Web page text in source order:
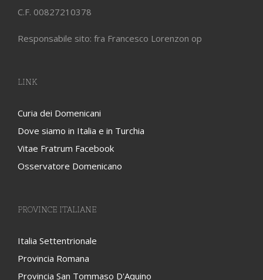
C.F. 00827210378
Responsabile sito: fra Francesco Lorenzon op
LINK
Curia dei Domenicani
Dove siamo in Italia e in Turchia
Vitae Fratrum Facebook
Osservatore Domenicano
PROVINCE ITALIANE
Italia Settentrionale
Provincia Romana